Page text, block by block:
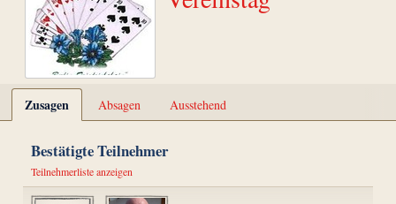
Zusagen Absagen Ausstehend
Bestätigte Teilnehmer
Teilnehmerliste anzeigen